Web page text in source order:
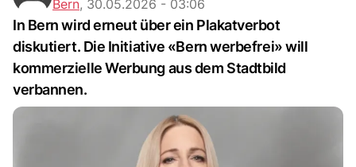
Bern, 30.05.2026 - 03:06
In Bern wird erneut über ein Plakatverbot
diskutiert. Die Initiative «Bern werbefrei» will
kommerzielle Werbung aus dem Stadtbild
verbannen.